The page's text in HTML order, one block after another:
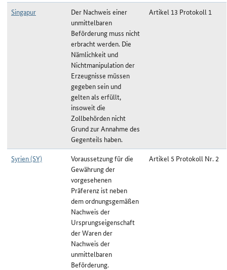
Singapur
Der Nachweis einer
unmittelbaren
Beförderung muss nicht
erbracht werden. Die
Nämlichkeit und
Nichtmanipulation der
Erzeugnisse müssen
gegeben sein und
gelten als erfüllt,
insoweit die
Zollbehörden nicht
Grund zur Annahme des
Gegenteils haben.
Artikel 13 Protokoll 1
Syrien (SY)
Voraussetzung für die
Gewährung der
vorgesehenen
Präferenz ist neben
dem ordnungsgemäßen
Nachweis der
Ursprungseigenschaft
der Waren der
Nachweis der
unmittelbaren
Beförderung.
Artikel 5 Protokoll Nr. 2